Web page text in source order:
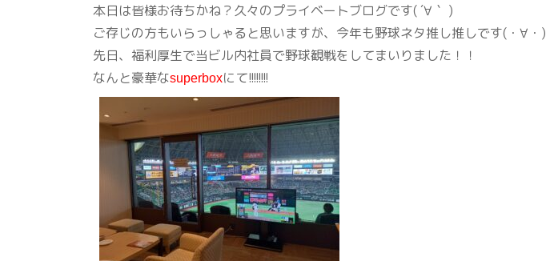
本日は皆様お待ちかね？久々のプライベートブログです( ´∀｀ )
ご存じの方もいらっしゃると思いますが、今年も野球ネタ推し推しです(・∀・)
先日、福利厚生で当ビル内社員で野球観戦をしてまいりました！！
なんと豪華なsuperboxにて!!!!!!!!